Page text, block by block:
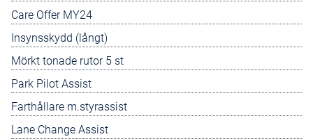
Care Offer MY24
Insynsskydd (långt)
Mörkt tonade rutor 5 st
Park Pilot Assist
Farthållare m.styrassist
Lane Change Assist